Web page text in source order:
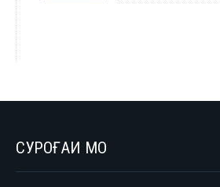
СУРОҒАИ МО